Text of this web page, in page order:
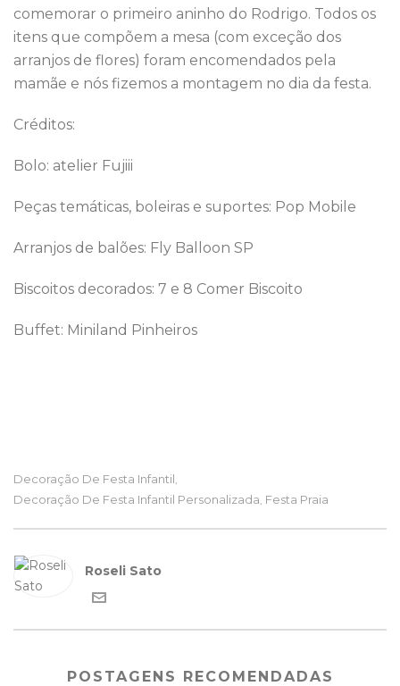
comemorar o primeiro aninho do Rodrigo. Todos os
itens que compõem a mesa (com exceção dos
arranjos de flores) foram encomendados pela
mamãe e nós fizemos a montagem no dia da festa.
Créditos:
Bolo: atelier Fujiii
Peças temáticas, boleiras e suportes: Pop Mobile
Arranjos de balões: Fly Balloon SP
Biscoitos decorados: 7 e 8 Comer Biscoito
Buffet: Miniland Pinheiros
Decoração De Festa Infantil
Decoração De Festa Infantil Personalizada Festa Praia
Roseli Sato
POSTAGENS RECOMENDADAS